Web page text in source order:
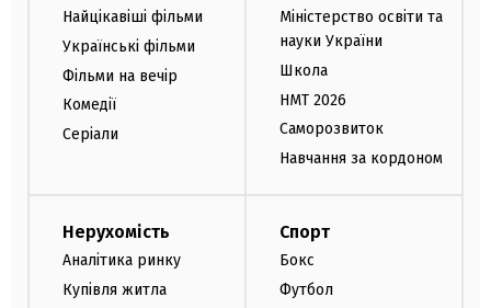
Найцікавіші фільми
Українські фільми
Фільми на вечір
Комедії
Серіали
Міністерство освіти та
науки України
Школа
НМТ 2026
Саморозвиток
Навчання за кордоном
Нерухомість
Аналітика ринку
Купівля житла
Спорт
Бокс
Футбол